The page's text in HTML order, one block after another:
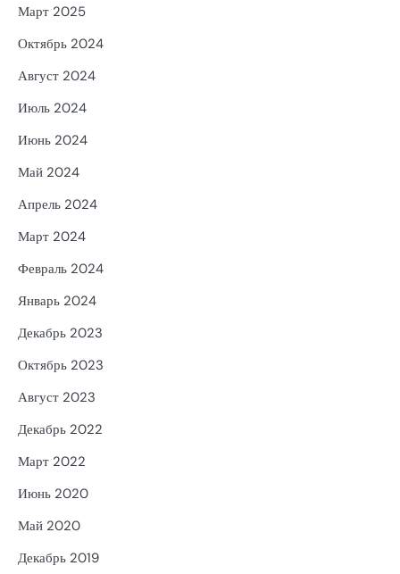
Март 2025
Октябрь 2024
Август 2024
Июль 2024
Июнь 2024
Май 2024
Апрель 2024
Март 2024
Февраль 2024
Январь 2024
Декабрь 2023
Октябрь 2023
Август 2023
Декабрь 2022
Март 2022
Июнь 2020
Май 2020
Декабрь 2019